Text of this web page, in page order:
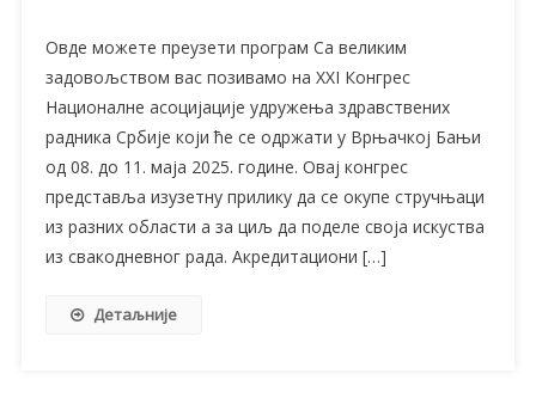
Овде можете преузети програм Са великим
задовољством вас позивамо на XXI Конгрес
Националне асоцијације удружења здравствених
радника Србије који ће се одржати у Врњачкој Бањи
од 08. до 11. маја 2025. године. Овај конгрес
представља изузетну прилику да се окупе стручњаци
из разних области а за циљ да поделе своја искуства
из свакодневног рада. Акредитациони […]
Детаљније